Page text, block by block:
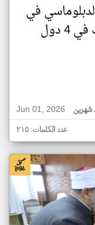
في
إفريقيا بافتتاح ممثليات في 4 دول
Jun 01, 2026
شهرين
عدد الكلمات: ٢١٥